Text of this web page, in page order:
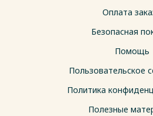
Оплата
Безопасная
Помощь
Пользовательское
Политика
Полезные